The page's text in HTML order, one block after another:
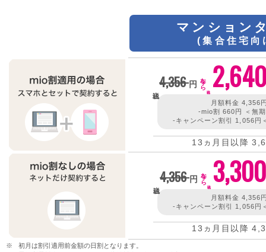
マンション
(集合住宅向
4,356 円 今なら 2,640
月額料金 4,356
-mio割 660円 ＜無
-キャンペーン割引 1,056円
13ヵ月目以降
4,356 円 今なら 3,300
月額料金 4,356
-キャンペーン割引 1,056円
13ヵ月目以降
初月は割引適用前金額の日割となります。